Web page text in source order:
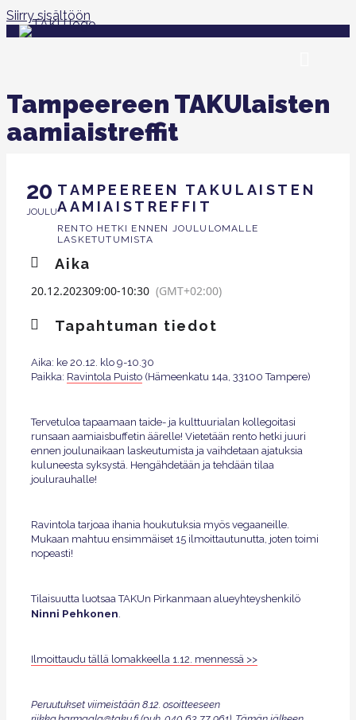
Siirry sisältöön
Tampeereen TAKUlaisten
aamiaistreffit
20
JOULU
TAMPEEREEN TAKULAISTEN
AAMIAISTREFFIT
RENTO HETKI ENNEN JOULULOMALLE
LASKETUTUMISTA
Aika
20.12.202309:00-10:30 (GMT+02:00)
Tapahtuman tiedot
Aika: ke 20.12. klo 9-10.30
Paikka: Ravintola Puisto (Hämeenkatu 14a, 33100 Tampere)
Tervetuloa tapaamaan taide- ja kulttuurialan kollegoitasi
runsaan aamiaisbuffetin äärelle! Vietetään rento hetki juuri
ennen joulunaikaan laskeutumista ja vaihdetaan ajatuksia
kuluneesta syksystä. Hengähdetään ja tehdään tilaa
joulurauhalle!
Ravintola tarjoaa ihania houkutuksia myös vegaaneille.
Mukaan mahtuu ensimmäiset 15 ilmoittautunutta, joten toimi
nopeasti!
Tilaisuutta luotsaa TAKUn Pirkanmaan alueyhteyshenkilö
Ninni Pehkonen.
Ilmoittaudu tällä lomakkeella 1.12. mennessä >>
Peruutukset viimeistään 8.12. osoitteeseen